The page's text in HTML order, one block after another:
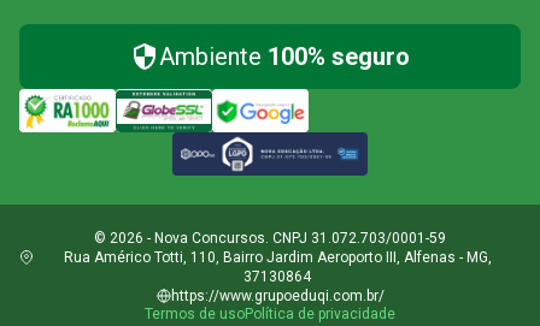
Ambiente 100% seguro
© 2026 - Nova Concursos. CNPJ 31.072.703/0001-59
Rua Américo Totti, 110, Bairro Jardim Aeroporto III, Alfenas - MG,
37130864
https://www.grupoeduqi.com.br/
Termos de usoPolítica de privacidade